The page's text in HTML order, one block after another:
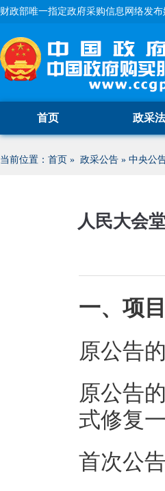
财政部唯一指定政府采购信息网络发
首页 政采
当前位置： 首页 » 政采公告 » 中央公
人民大会
一、项
原公
原公告
式修
首次